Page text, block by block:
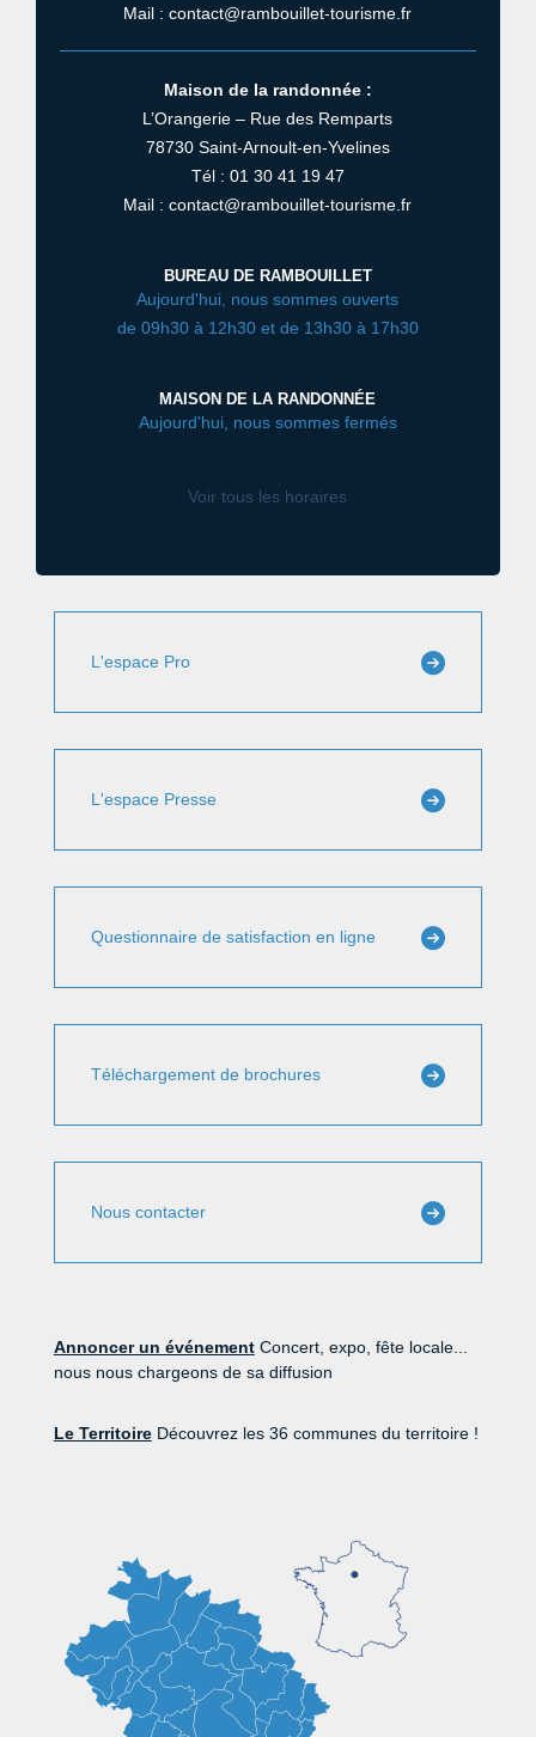
Mail : contact@rambouillet-tourisme.fr
Maison de la randonnée :
L’Orangerie – Rue des Remparts
78730 Saint-Arnoult-en-Yvelines
Tél : 01 30 41 19 47
Mail : contact@rambouillet-tourisme.fr
BUREAU DE RAMBOUILLET
Aujourd'hui, nous sommes ouverts
de 09h30 à 12h30 et de 13h30 à 17h30
MAISON DE LA RANDONNÉE
Aujourd'hui, nous sommes fermés
Voir tous les horaires
L'espace Pro
L'espace Presse
Questionnaire de satisfaction en ligne
Téléchargement de brochures
Nous contacter
Annoncer un événementConcert, expo, fête locale...
nous nous chargeons de sa diffusion
Le TerritoireDécouvrez les 36 communes du territoire !